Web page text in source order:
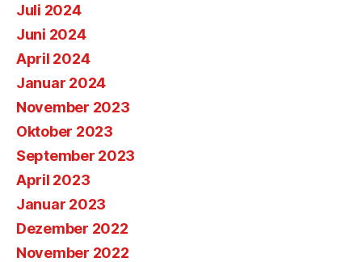
Juli 2024
Juni 2024
April 2024
Januar 2024
November 2023
Oktober 2023
September 2023
April 2023
Januar 2023
Dezember 2022
November 2022